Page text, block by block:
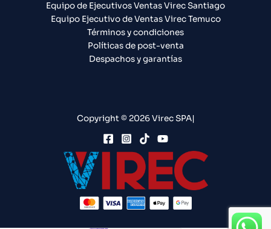
Equipo de Ejecutivos Ventas Virec Santiago
Equipo Ejecutivo de Ventas Virec Temuco
Términos y condiciones
Políticas de post-venta
Despachos y garantías
Copyright © 2026 Virec SPA|